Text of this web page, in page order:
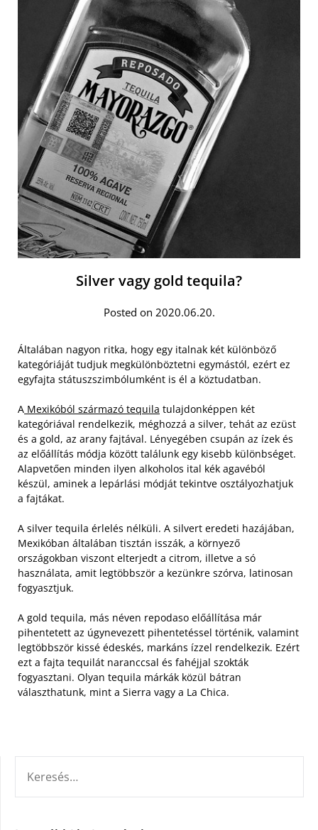
Silver vagy gold tequila?
Posted on 2020.06.20.
Általában nagyon ritka, hogy egy italnak két különböző
kategóriáját tudjuk megkülönböztetni egymástól, ezért ez
egyfajta státuszszimbólumként is él a köztudatban.
A Mexikóból származó tequila tulajdonképpen két
kategóriával rendelkezik, méghozzá a silver, tehát az ezüst
és a gold, az arany fajtával. Lényegében csupán az ízek és
az előállítás módja között találunk egy kisebb különbséget.
Alapvetően minden ilyen alkoholos ital kék agavéból
készül, aminek a lepárlási módját tekintve osztályozhatjuk
a fajtákat.
A silver tequila érlelés nélküli. A silvert eredeti hazájában,
Mexikóban általában tisztán isszák, a környező
országokban viszont elterjedt a citrom, illetve a só
használata, amit legtöbbször a kezünkre szórva, latinosan
fogyasztjuk.
A gold tequila, más néven repodaso előállítása már
pihentetett az úgynevezett pihentetéssel történik, valamint
legtöbbször kissé édeskés, markáns ízzel rendelkezik. Ezért
ezt a fajta tequilát naranccsal és fahéjjal szokták
fogyasztani. Olyan tequila márkák közül bátran
választhatunk, mint a Sierra vagy a La Chica.